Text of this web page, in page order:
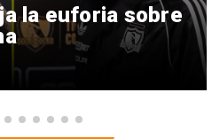
la euforia sobre